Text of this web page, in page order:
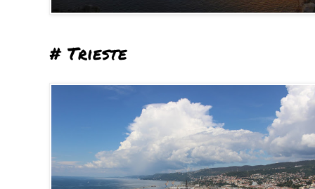
# Trieste